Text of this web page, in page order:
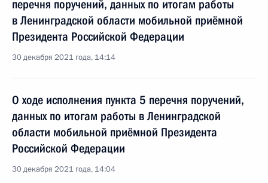
перечня поручений, данных по итогам работы
в Ленинградской области мобильной приёмной
Президента Российской Федерации
30 декабря 2021 года, 14:14
О ходе исполнения пункта 5 перечня поручений,
данных по итогам работы в Ленинградской
области мобильной приёмной Президента
Российской Федерации
30 декабря 2021 года, 14:04